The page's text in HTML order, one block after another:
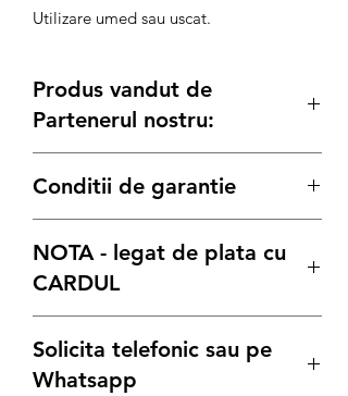
Utilizare umed sau uscat.
Produs vandut de
Partenerul nostru:
Conditii de garantie
Bisonte, este conform legii de:
12 lunipentru achizitiile pe Persoana
Fizica
NOTA - legat de plata cu
CARDUL
de comenzi din aceasta perioada, va
indemnam ca inaintea oricarei plati cu
Solicita telefonic sau pe
Whatsapp